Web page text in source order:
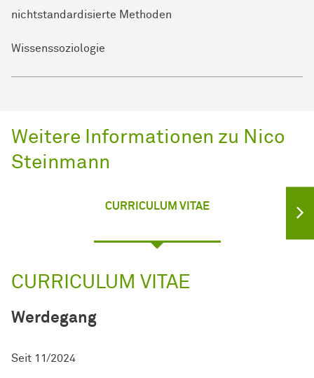
nichtstandardisierte Methoden
Wissenssoziologie
Weitere Informationen zu Nico
Steinmann
CURRICULUM VITAE
CURRICULUM VITAE
Werdegang
Seit 11/2024